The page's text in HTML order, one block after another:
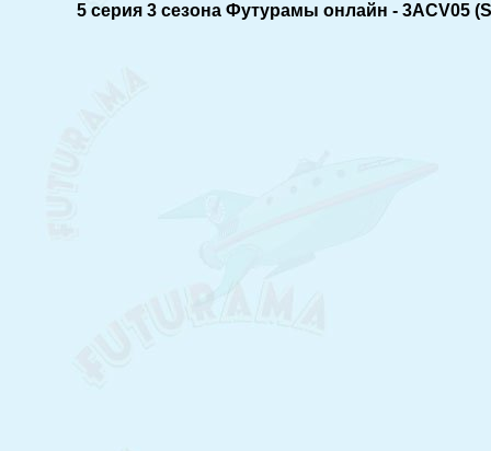
5 серия 3 сезона Футурамы онлайн - 3ACV05